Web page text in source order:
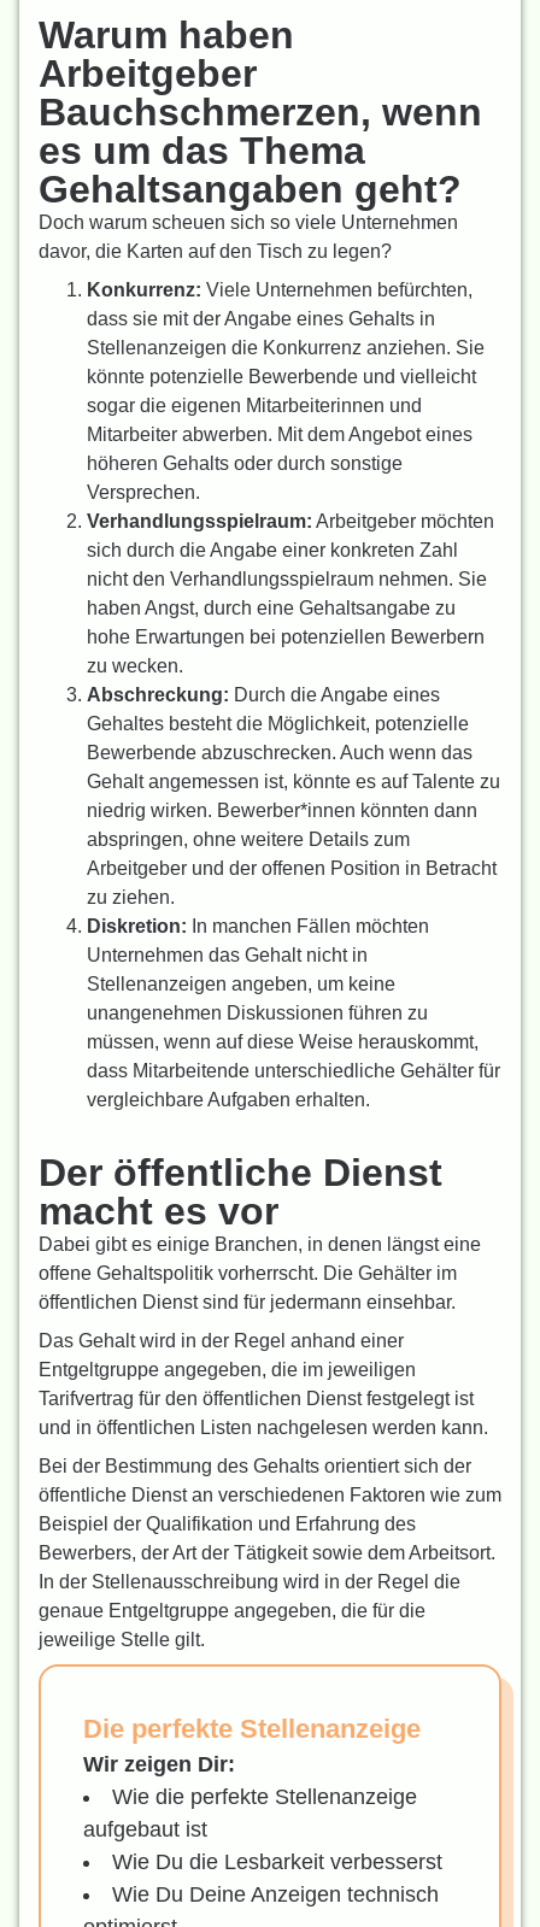
Warum haben
Arbeitgeber
Bauchschmerzen, wenn
es um das Thema
Gehaltsangaben geht?
Doch warum scheuen sich so viele Unternehmen
davor, die Karten auf den Tisch zu legen?
Konkurrenz: Viele Unternehmen befürchten,
dass sie mit der Angabe eines Gehalts in
Stellenanzeigen die Konkurrenz anziehen. Sie
könnte potenzielle Bewerbende und vielleicht
sogar die eigenen Mitarbeiterinnen und
Mitarbeiter abwerben. Mit dem Angebot eines
höheren Gehalts oder durch sonstige
Versprechen.
Verhandlungsspielraum: Arbeitgeber möchten
sich durch die Angabe einer konkreten Zahl
nicht den Verhandlungsspielraum nehmen. Sie
haben Angst, durch eine Gehaltsangabe zu
hohe Erwartungen bei potenziellen Bewerbern
zu wecken.
Abschreckung: Durch die Angabe eines
Gehaltes besteht die Möglichkeit, potenzielle
Bewerbende abzuschrecken. Auch wenn das
Gehalt angemessen ist, könnte es auf Talente zu
niedrig wirken. Bewerber*innen könnten dann
abspringen, ohne weitere Details zum
Arbeitgeber und der offenen Position in Betracht
zu ziehen.
Diskretion: In manchen Fällen möchten
Unternehmen das Gehalt nicht in
Stellenanzeigen angeben, um keine
unangenehmen Diskussionen führen zu
müssen, wenn auf diese Weise herauskommt,
dass Mitarbeitende unterschiedliche Gehälter für
vergleichbare Aufgaben erhalten.
Der öffentliche Dienst
macht es vor
Dabei gibt es einige Branchen, in denen längst eine
offene Gehaltspolitik vorherrscht. Die Gehälter im
öffentlichen Dienst sind für jedermann einsehbar.
Das Gehalt wird in der Regel anhand einer
Entgeltgruppe angegeben, die im jeweiligen
Tarifvertrag für den öffentlichen Dienst festgelegt ist
und in öffentlichen Listen nachgelesen werden kann.
Bei der Bestimmung des Gehalts orientiert sich der
öffentliche Dienst an verschiedenen Faktoren wie zum
Beispiel der Qualifikation und Erfahrung des
Bewerbers, der Art der Tätigkeit sowie dem Arbeitsort.
In der Stellenausschreibung wird in der Regel die
genaue Entgeltgruppe angegeben, die für die
jeweilige Stelle gilt.
Die perfekte Stellenanzeige
Wir zeigen Dir:
Wie die perfekte Stellenanzeige
aufgebaut ist
Wie Du die Lesbarkeit verbesserst
Wie Du Deine Anzeigen technisch